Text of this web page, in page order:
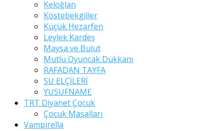
Keloğlan
Köstebekgiller
Küçük Hezarfen
Leylek Kardeş
Maysa ve Bulut
Mutlu Oyuncak Dükkanı
RAFADAN TAYFA
SU ELÇİLERİ
YUSUFNAME
TRT Diyanet Çocuk
Çocuk Masalları
Vampirella